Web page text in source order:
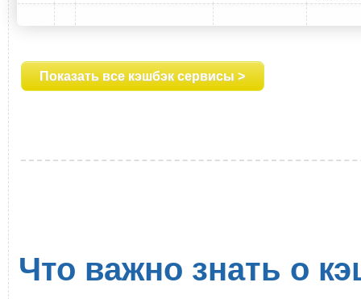
Показать все кэшбэк сервисы >
Что важно знать о